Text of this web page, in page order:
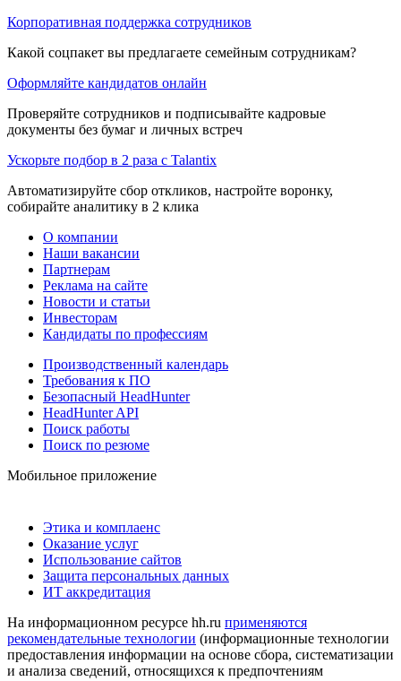
Корпоративная поддержка сотрудников
Какой соцпакет вы предлагаете семейным сотрудникам?
Оформляйте кандидатов онлайн
Проверяйте сотрудников и подписывайте кадровые
документы без бумаг и личных встреч
Ускорьте подбор в 2 раза с Talantix
Автоматизируйте сбор откликов, настройте воронку,
собирайте аналитику в 2 клика
О компании
Наши вакансии
Партнерам
Реклама на сайте
Новости и статьи
Инвесторам
Кандидаты по профессиям
Производственный календарь
Требования к ПО
Безопасный HeadHunter
HeadHunter API
Поиск работы
Поиск по резюме
Мобильное приложение
Этика и комплаенс
Оказание услуг
Использование сайтов
Защита персональных данных
ИТ аккредитация
На информационном ресурсе hh.ru применяются
рекомендательные технологии (информационные технологии
предоставления информации на основе сбора, систематизации
и анализа сведений, относящихся к предпочтениям